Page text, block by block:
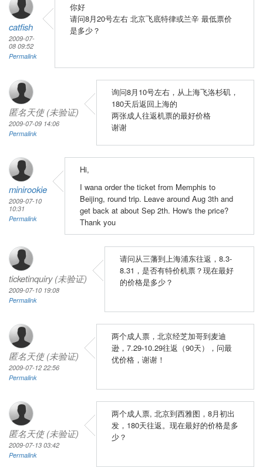
catfish
2009-07-
08 09:52
Permalink
你好
请问8月20号左右 北京飞底特律或兰辛 最低票价
是多少？
匿名天使 (未验证)
2009-07-09 14:06
Permalink
询问8月10号左右，从上海飞洛杉矶，
180天后返回上海的
两张成人往返机票的最好价格
谢谢
minirookie
2009-07-10
10:31
Permalink
Hi,
I wana order the ticket from Memphis to
Beijing, round trip. Leave around Aug 3th and
get back at about Sep 2th. How's the price?
Thank you
ticketinquiry (未验证)
2009-07-10 19:08
Permalink
请问从三藩到上海浦东往返，8.3-
8.31，是否有特价机票？现在最好
的价格是多少？
匿名天使 (未验证)
2009-07-12 22:56
Permalink
两个成人票，北京经芝加哥到麦迪
逊，7.29-10.29往返（90天），问最
优价格，谢谢！
匿名天使 (未验证)
2009-07-13 03:42
Permalink
两个成人票, 北京到西雅图，8月初出
发，180天往返。现在最好的价格是多
少？